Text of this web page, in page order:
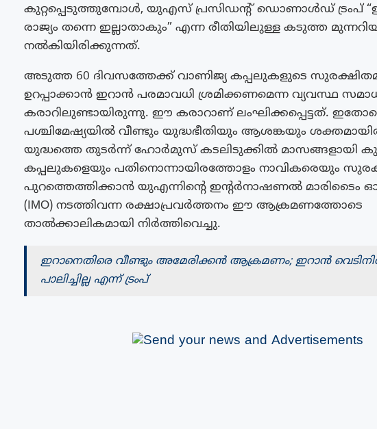
കുറ്റപ്പെടുത്തുമ്പോൾ, യുഎസ് പ്രസിഡന്റ് ഡൊണാൾഡ് ട്രംപ്
രാജ്യം തന്നെ ഇല്ലാതാകും” എന്ന രീതിയിലുള്ള കടുത്ത
നൽകിയിരിക്കുന്നത്.
അടുത്ത 60 ദിവസത്തേക്ക് വാണിജ്യ കപ്പലുകളുടെ
ഉറപ്പാക്കാൻ ഇറാൻ പരമാവധി ശ്രമിക്കണമെന്ന വ്യവസ്ഥ
കരാറിലുണ്ടായിരുന്നു. ഈ കരാറാണ് ലംഘിക്കപ്പെട്ടത്.
പശ്ചിമേഷ്യയിൽ വീണ്ടും യുദ്ധഭീതിയും ആശങ്കയും
യുദ്ധത്തെ തുടർന്ന് ഹോർമുസ് കടലിടുക്കിൽ മാസങ്ങളായി
കപ്പലുകളെയും പതിനൊന്നായിരത്തോളം നാവികരെയും
പുറത്തെത്തിക്കാൻ യുഎന്നിന്റെ ഇന്റർനാഷണൽ
(IMO) നടത്തിവന്ന രക്ഷാപ്രവർത്തനം ഈ ആക്രമണത്തോടെ
താൽക്കാലികമായി നിർത്തിവെച്ചു.
ഇറാനെതിരെ വീണ്ടും അമേരിക്കൻ ആക്രമണം; ഇറാൻ
പാലിച്ചില്ല എന്ന് ട്രംപ്